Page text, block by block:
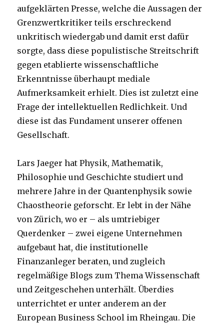
aufgeklärten Presse, welche die Aussagen der
Grenzwertkritiker teils erschreckend
unkritisch wiedergab und damit erst dafür
sorgte, dass diese populistische Streitschrift
gegen etablierte wissenschaftliche
Erkenntnisse überhaupt mediale
Aufmerksamkeit erhielt. Dies ist zuletzt eine
Frage der intellektuellen Redlichkeit. Und
diese ist das Fundament unserer offenen
Gesellschaft.
Lars Jaeger hat Physik, Mathematik,
Philosophie und Geschichte studiert und
mehrere Jahre in der Quantenphysik sowie
Chaostheorie geforscht. Er lebt in der Nähe
von Zürich, wo er – als umtriebiger
Querdenker – zwei eigene Unternehmen
aufgebaut hat, die institutionelle
Finanzanleger beraten, und zugleich
regelmäßige Blogs zum Thema Wissenschaft
und Zeitgeschehen unterhält. Überdies
unterrichtet er unter anderem an der
European Business School im Rheingau. Die